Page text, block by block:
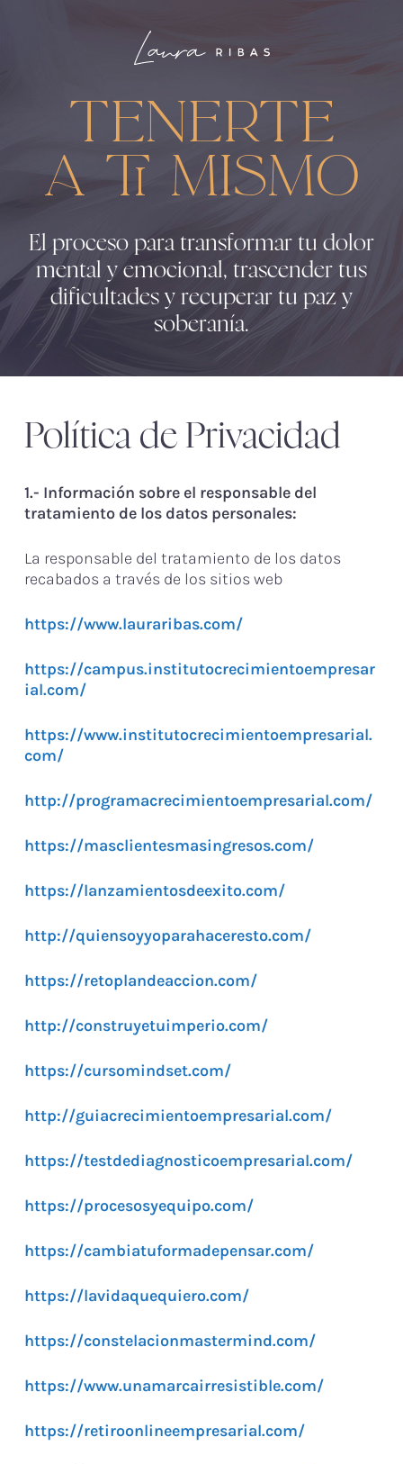
Tenerte
a ti mismo
El proceso para transformar tu dolor
mental y emocional, trascender tus
dificultades y recuperar tu paz y
soberanía.
Política de Privacidad
1.- Información sobre el responsable del
tratamiento de los datos personales:
La responsable del tratamiento de los datos
recabados a través de los sitios web
https://www.lauraribas.com/
https://campus.institutocrecimientoempresar
ial.com/
https://www.institutocrecimientoempresarial.
com/
http://programacrecimientoempresarial.com/
https://masclientesmasingresos.com/
https://lanzamientosdeexito.com/
http://quiensoyyoparahaceresto.com/
https://retoplandeaccion.com/
http://construyetuimperio.com/
https://cursomindset.com/
http://guiacrecimientoempresarial.com/
https://testdediagnosticoempresarial.com/
https://procesosyequipo.com/
https://cambiatuformadepensar.com/
https://lavidaquequiero.com/
https://constelacionmastermind.com/
https://www.unamarcairresistible.com/
https://retiroonlineempresarial.com/